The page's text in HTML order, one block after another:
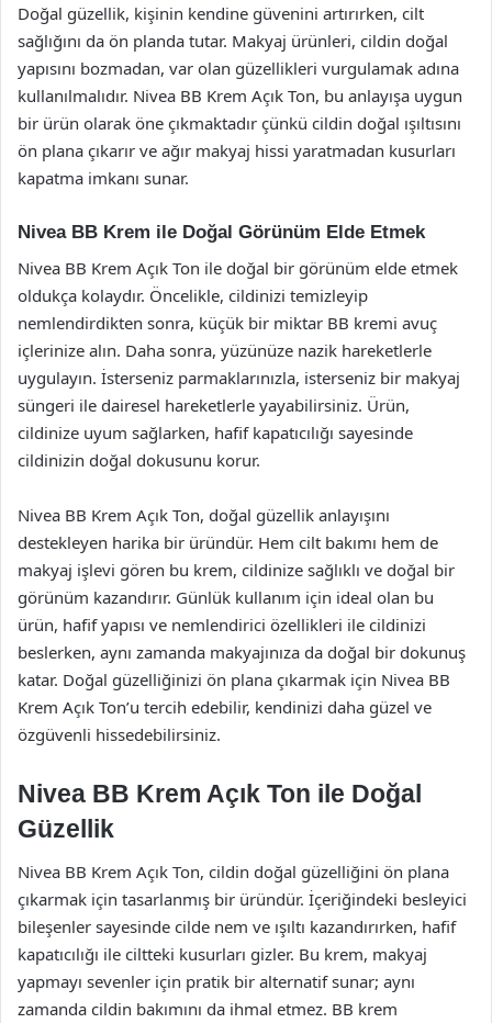
Doğal güzellik, kişinin kendine güvenini artırırken, cilt
sağlığını da ön planda tutar. Makyaj ürünleri, cildin doğal
yapısını bozmadan, var olan güzellikleri vurgulamak adına
kullanılmalıdır. Nivea BB Krem Açık Ton, bu anlayışa uygun
bir ürün olarak öne çıkmaktadır çünkü cildin doğal ışıltısını
ön plana çıkarır ve ağır makyaj hissi yaratmadan kusurları
kapatma imkanı sunar.
Nivea BB Krem ile Doğal Görünüm Elde Etmek
Nivea BB Krem Açık Ton ile doğal bir görünüm elde etmek
oldukça kolaydır. Öncelikle, cildinizi temizleyip
nemlendirdikten sonra, küçük bir miktar BB kremi avuç
içlerinize alın. Daha sonra, yüzünüze nazik hareketlerle
uygulayın. İsterseniz parmaklarınızla, isterseniz bir makyaj
süngeri ile dairesel hareketlerle yayabilirsiniz. Ürün,
cildinize uyum sağlarken, hafif kapatıcılığı sayesinde
cildinizin doğal dokusunu korur.
Nivea BB Krem Açık Ton, doğal güzellik anlayışını
destekleyen harika bir üründür. Hem cilt bakımı hem de
makyaj işlevi gören bu krem, cildinize sağlıklı ve doğal bir
görünüm kazandırır. Günlük kullanım için ideal olan bu
ürün, hafif yapısı ve nemlendirici özellikleri ile cildinizi
beslerken, aynı zamanda makyajınıza da doğal bir dokunuş
katar. Doğal güzelliğinizi ön plana çıkarmak için Nivea BB
Krem Açık Ton’u tercih edebilir, kendinizi daha güzel ve
özgüvenli hissedebilirsiniz.
Nivea BB Krem Açık Ton ile Doğal
Güzellik
Nivea BB Krem Açık Ton, cildin doğal güzelliğini ön plana
çıkarmak için tasarlanmış bir üründür. İçeriğindeki besleyici
bileşenler sayesinde cilde nem ve ışıltı kazandırırken, hafif
kapatıcılığı ile ciltteki kusurları gizler. Bu krem, makyaj
yapmayı sevenler için pratik bir alternatif sunar; aynı
zamanda cildin bakımını da ihmal etmez. BB krem